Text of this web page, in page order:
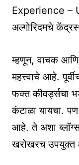
Experience –
अल्गोरिदमचे
म्हणून, वाचक
महत्त्वाचे आहे.
फक्त कीवर्ड्सचा
कंटाळा यायचा.
आहे. ते अशा
खरोखरच उपयुक्त